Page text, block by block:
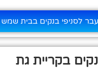
לסניפי בנקים בבית שמש
בקריית גת